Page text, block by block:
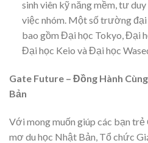
sinh viên kỹ năng mềm, tư
việc nhóm. Một số trường
bao gồm Đại học Tokyo, Đại
Đại học Keio và Đại học
Gate Future – Đồng Hành
Bản
Với mong muốn giúp các bạn
mơ du học Nhật Bản, Tổ chức